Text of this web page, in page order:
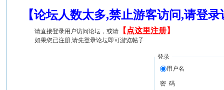
【论坛人数太多,禁止游客访问,请登
请直接登录用户访问论坛，或请 【 点这里注册】
如果您已注册,请先登录论坛即可游览帖子
登录
用户名
密 码